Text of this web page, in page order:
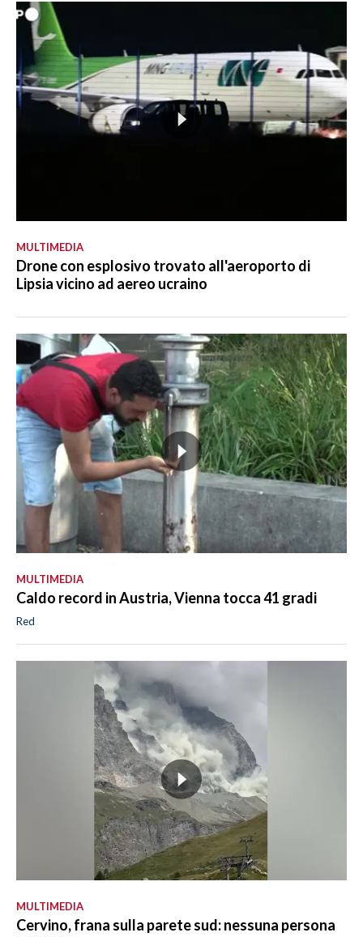
MULTIMEDIA
Drone con esplosivo trovato all'aeroporto di
Lipsia vicino ad aereo ucraino
MULTIMEDIA
Caldo record in Austria, Vienna tocca 41 gradi
Red
MULTIMEDIA
Cervino, frana sulla parete sud: nessuna persona